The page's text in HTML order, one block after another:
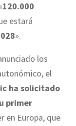
120.000
estará
».
los
el
ha solicitado
primer
en Europa, que